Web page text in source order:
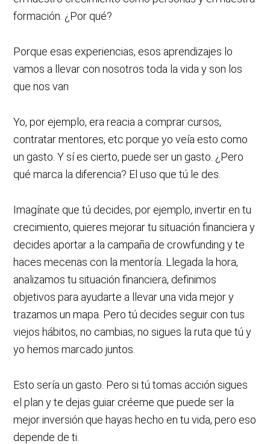
formación. ¿Por qué?
Porque esas experiencias, esos aprendizajes lo
vamos a llevar con nosotros toda la vida y son los
que nos van
Yo, por ejemplo, era reacia a comprar cursos,
contratar mentores, etc porque yo veía esto como
un gasto. Y sí es cierto, puede ser un gasto. ¿Pero
qué marca la diferencia? El uso que tú le des.
Imagínate que tú decides, por ejemplo, invertir en tu
crecimiento, quieres mejorar tu situación financiera y
decides aportar a la campaña de crowfunding y te
haces mecenas con la mentoría. Llegada la hora,
analizamos tu situación financiera, definimos
objetivos para ayudarte a llevar una vida mejor y
trazamos un mapa. Pero tú decides seguir con tus
viejos hábitos, no cambias, no sigues la ruta que tú y
yo hemos marcado juntos.
Esto sería un gasto. Pero si tú tomas acción sigues
el plan y te dejas guiar créeme que puede ser la
mejor inversión que hayas hecho en tu vida, pero eso
depende de ti.